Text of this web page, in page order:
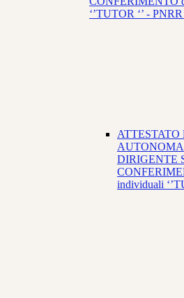
‘’TUTOR ‘’ -
DIRIGENTE
individuali